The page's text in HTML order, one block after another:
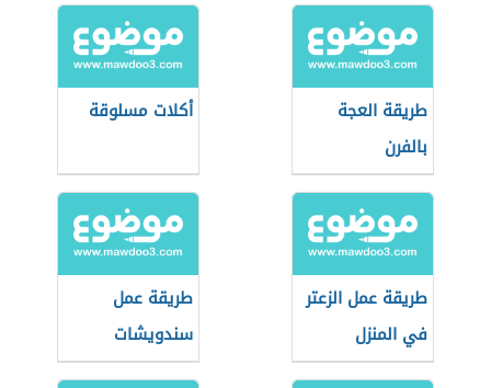
طريقة العجة
بالفرن
أكلات مسلوقة
طريقة عمل الزعتر
في المنزل
طريقة عمل
سندويشات
سريعة للمدرسة